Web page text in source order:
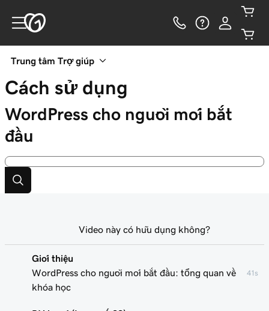
Trung tâm Trợ giúp
Cách sử dụng
WordPress cho người mới bắt
đầu
Giới thiệu
WordPress cho người mới bắt đầu: tổng quan về
khóa học
41s
Video này có hữu dụng không?